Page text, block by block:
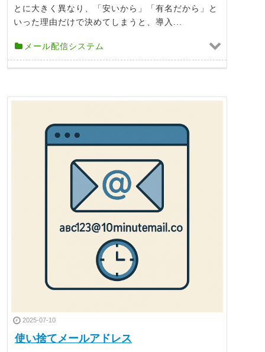
とに大きく異なり、「安いから」「有名だから」と
いった理由だけで決めてしまうと、導入...
メール配信システム
2025-07-10
使い捨てメールアドレス